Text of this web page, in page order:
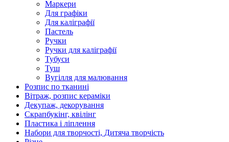
Маркери
Для графіки
Для каліграфії
Пастель
Ручки
Ручки для каліграфії
Тубуси
Туш
Вугілля для малювання
Розпис по тканині
Вітраж, розпис кераміки
Декупаж, декорування
Скрапбукінг, квілінг
Пластика і ліплення
Набори для творчості, Дитяча творчість